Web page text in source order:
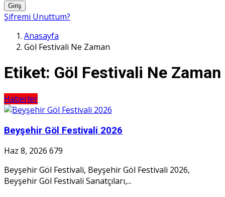
Giriş
Şifremi Unuttum?
Anasayfa
Göl Festivali Ne Zaman
Etiket: Göl Festivali Ne Zaman
Haberler
Beyşehir Göl Festivali 2026
Haz 8, 2026 679
Beyşehir Göl Festivali, Beyşehir Göl Festivali 2026,
Beyşehir Göl Festivali Sanatçıları,...